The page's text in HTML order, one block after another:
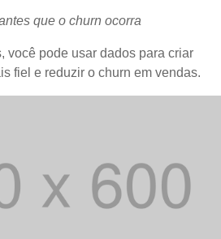
que o churn ocorra
você pode usar dados para criar
fiel e reduzir o churn em vendas.